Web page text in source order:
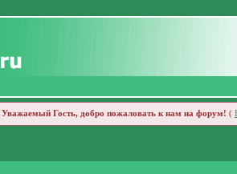
Уважаемый Гость, добро пожаловать к нам на форум! (